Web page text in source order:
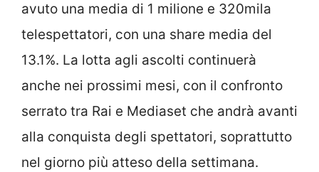
avuto una media di 1 milione e 320mila
telespettatori, con una share media del
13.1%. La lotta agli ascolti continuerà
anche nei prossimi mesi, con il confronto
serrato tra Rai e Mediaset che andrà avanti
alla conquista degli spettatori, soprattutto
nel giorno più atteso della settimana.